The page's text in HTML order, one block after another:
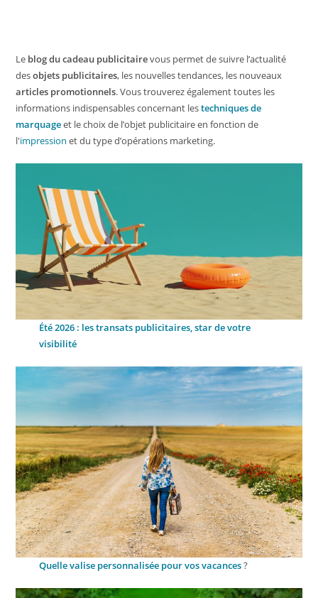
Le blog du cadeau publicitairevous permet de suivre l’actualité
desobjets publicitaires, les nouvelles tendances, les nouveaux
articles promotionnels. Vous trouverez également toutes les
informations indispensables concernant lestechniques de
marquageet le choix de l’objet publicitaire en fonction de
l'impression et du type d’opérations marketing.
Été 2026 : les transats publicitaires, star de votre
visibilité
Quelle valise personnalisée pour vos vacances?